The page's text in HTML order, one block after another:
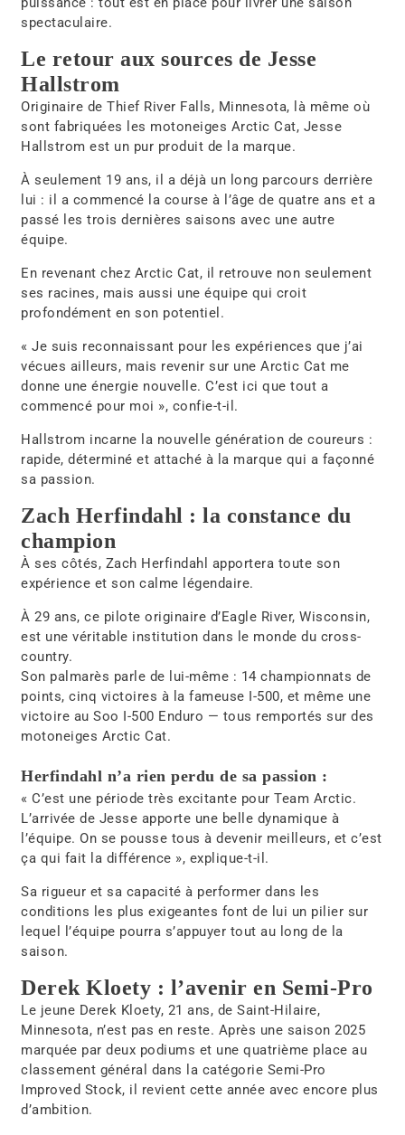
spectaculaire.
Le retour aux sources de Jesse
Hallstrom
Originaire deThief River Falls, Minnesota, là même où
sont fabriquées les motoneiges Arctic Cat, Jesse
Hallstrom est un pur produit de la marque.
À seulement 19 ans, il a déjà un long parcours derrière
lui : il a commencé la course à l’âge de quatre ans et a
passé les trois dernières saisons avec une autre
équipe.
En revenant chez Arctic Cat, il retrouve non seulement
ses racines, mais aussi une équipe qui croit
profondément en son potentiel.
« Je suis reconnaissant pour les expériences que j’ai
vécues ailleurs, mais revenir sur une Arctic Cat me
donne une énergie nouvelle. C’est ici que tout a
commencé pour moi », confie-t-il.
Hallstrom incarne la nouvelle génération de coureurs :
rapide, déterminé et attaché à la marque qui a façonné
sa passion.
Zach Herfindahl : la constance du
champion
À ses côtés, Zach Herfindahl apportera toute son
expérience et son calme légendaire.
À 29 ans, ce pilote originaire d’Eagle River, Wisconsin,
est une véritable institution dans le monde du cross-
country.
Son palmarès parle de lui-même : 14 championnats de
points,cinq victoires à la fameuse I-500, et même une
victoire au Soo I-500 Enduro — tous remportés sur des
motoneiges Arctic Cat.
Herfindahl n’a rien perdu de sa passion :
« C’est une période très excitante pour Team Arctic.
L’arrivée de Jesse apporte une belle dynamique à
l’équipe. On se pousse tous à devenir meilleurs, et c’est
ça qui fait la différence », explique-t-il.
Sa rigueur et sa capacité à performer dans les
conditions les plus exigeantes font de lui un pilier sur
lequel l’équipe pourra s’appuyer tout au long de la
saison.
Derek Kloety : l’avenir en Semi-Pro
Le jeune Derek Kloety, 21 ans, deSaint-Hilaire,
Minnesota, n’est pas en reste. Après une saison 2025
marquée par deux podiums et une quatrième place au
classement général dans la catégorie Semi-Pro
Improved Stock, il revient cette année avec encore plus
d’ambition.